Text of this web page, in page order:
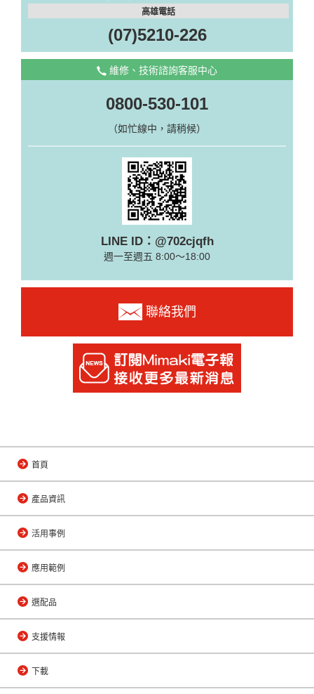
高雄電話
(07)5210-226
維修、技術諮詢客服中心
0800-530-101
（如忙線中，請稍候）
LINE ID：@702cjqfh
週一至週五 8:00～18:00
聯絡我們
首頁
產品資訊
活用事例
應用範例
選配品
支援情報
下載